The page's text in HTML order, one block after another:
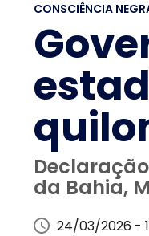
CONSCIÊNCIA
da Bahia,
24/03/2026 -